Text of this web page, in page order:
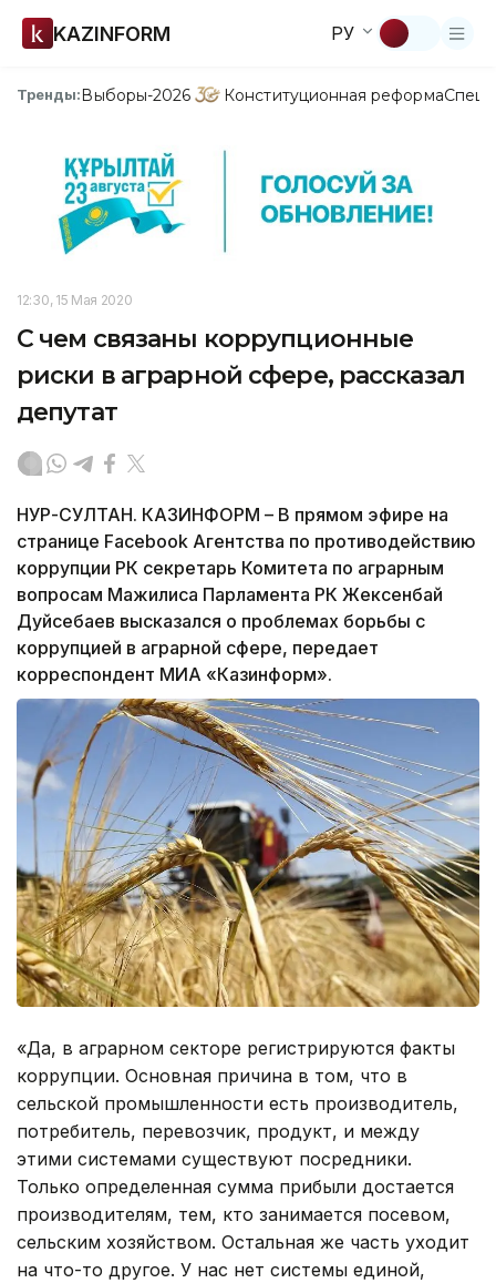
KAZINFORM РУ
Тренды:Выборы-2026 Конституционная реформа
12:30, 15 Мая 2020
С чем связаны коррупционные
риски в аграрной сфере, рассказал
депутат
НУР-СУЛТАН. КАЗИНФОРМ – В прямом эфире на
странице Facebook Агентства по противодействию
коррупции РК секретарь Комитета по аграрным
вопросам Мажилиса Парламента РК Жексенбай
Дуйсебаев высказался о проблемах борьбы с
коррупцией в аграрной сфере, передает
корреспондент МИА «Казинформ».
«Да, в аграрном секторе регистрируются факты
коррупции. Основная причина в том, что в
сельской промышленности есть производитель,
потребитель, перевозчик, продукт, и между
этими системами существуют посредники.
Только определенная сумма прибыли достается
производителям, тем, кто занимается посевом,
сельским хозяйством. Остальная же часть уходит
на что-то другое. У нас нет системы единой,